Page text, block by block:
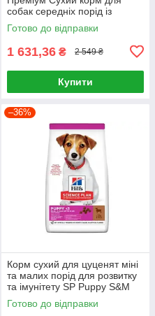
собак середніх порід із
куркою 15 кг
Готово до відправки
1 631,36 ₴ 2 549 ₴
Купити
–36%
Корм сухий для цуценят міні
та малих порід для розвитку
та імунітету SP Puppy S&M
L&R 6кг, Ягня та рис
Готово до відправки